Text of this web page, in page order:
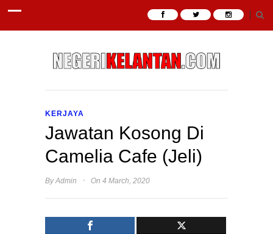
KERJAYA
Jawatan Kosong Di
Camelia Cafe (Jeli)
ByAdmin · On 4 March, 2020